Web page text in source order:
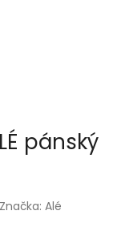
pánský
Značka:Alé